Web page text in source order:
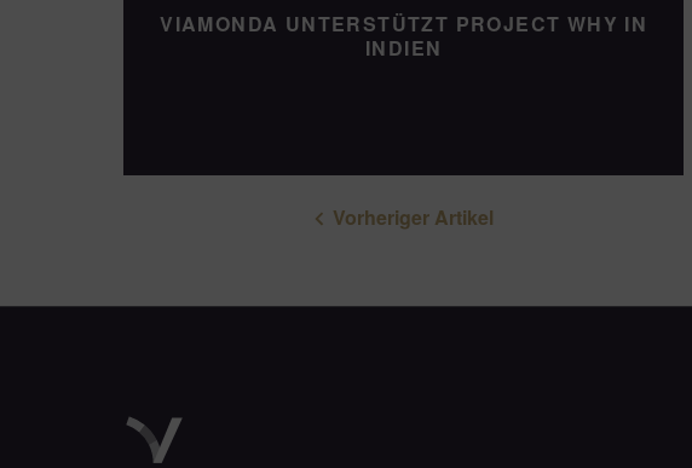
VIAMONDA UNTERSTÜTZT PROJECT WHY IN
INDIEN
Vorheriger Artikel